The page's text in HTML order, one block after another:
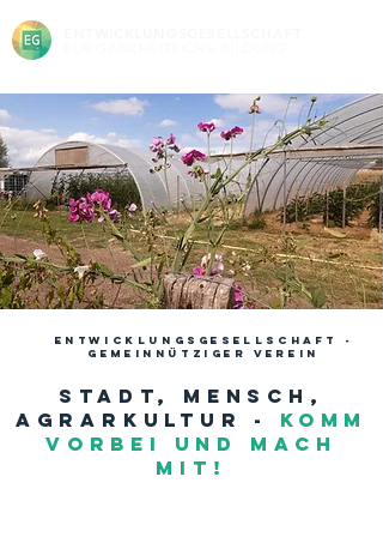
entwicklungsgesellschaft -
gemeinnütziger Verein
Stadt, Mensch,
Agrarkultur - komm
VORBEI UND Mach
mit!